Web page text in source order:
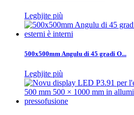
Leghjite più
500x500mm Angulu di 45 gradi O...
Leghjite più